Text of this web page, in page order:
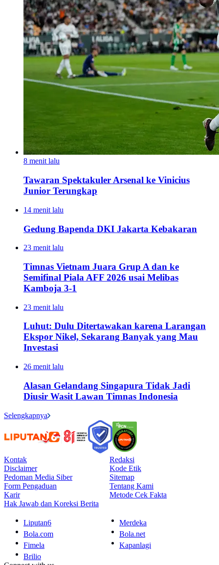
8 menit lalu
Tawaran Spektakuler Arsenal ke Vinicius
Junior Terungkap
14 menit lalu
Gedung Bapenda DKI Jakarta Kebakaran
23 menit lalu
Timnas Vietnam Juara Grup A dan ke
Semifinal Piala AFF 2026 usai Melibas
Kamboja 3-1
23 menit lalu
Luhut: Dulu Ditertawakan karena Larangan
Ekspor Nikel, Sekarang Banyak yang Mau
Investasi
26 menit lalu
Alasan Gelandang Singapura Tidak Jadi
Diusir Wasit Lawan Timnas Indonesia
Selengkapnya
Kontak
Redaksi
Disclaimer
Kode Etik
Pedoman Media Siber
Sitemap
Form Pengaduan
Tentang Kami
Karir
Metode Cek Fakta
Hak Jawab dan Koreksi Berita
Liputan6
Merdeka
Bola.com
Bola.net
Fimela
Kapanlagi
Brilio